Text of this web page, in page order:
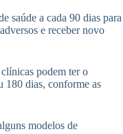
saúde a cada 90 dias para
e receber novo
podem ter o
180 dias, conforme as
modelos de